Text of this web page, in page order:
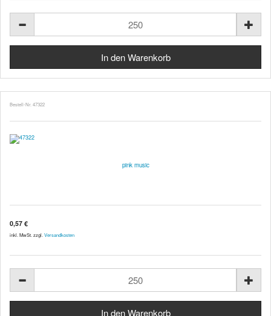
Bestell-Nr. 47322
pink music
0,57 €
inkl. MwSt. zzgl. Versandkosten